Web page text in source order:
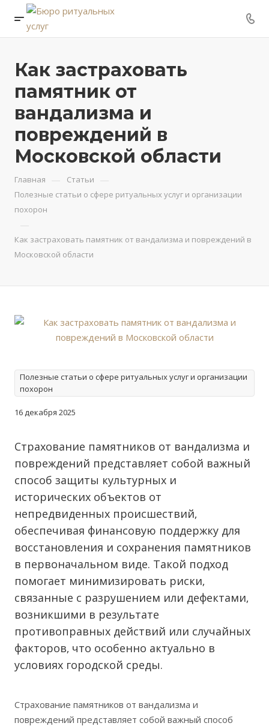
Как застраховать
памятник от
вандализма и
повреждений в
Московской области
Главная — Статьи —
Полезные статьи о сфере ритуальных услуг и организации
похорон
—
Как застраховать памятник от вандализма и повреждений в
Московской области
Полезные статьи о сфере ритуальных услуг и организации
похорон
16 декабря 2025
Страхование памятников от вандализма и
повреждений представляет собой важный
способ защиты культурных и
исторических объектов от
непредвиденных происшествий‚
обеспечивая финансовую поддержку для
восстановления и сохранения памятников
в первоначальном виде. Такой подход
помогает минимизировать риски‚
связанные с разрушением или дефектами‚
возникшими в результате
противоправных действий или случайных
факторов‚ что особенно актуально в
условиях городской среды.
Страхование памятников от вандализма и
повреждений представляет собой важный способ